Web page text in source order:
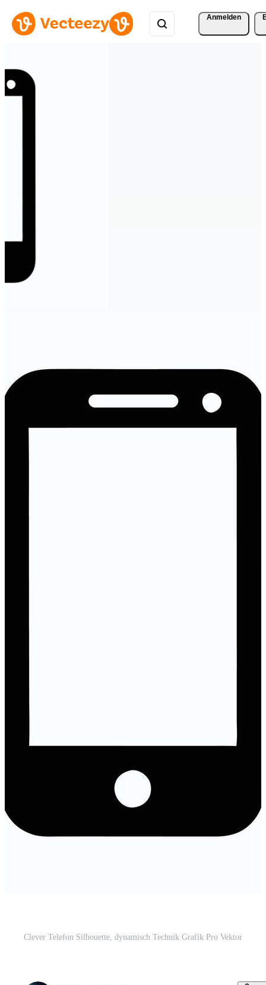
Anmelden
Clever Telefon Silhouette, dynamisch Technik Grafik Pro Vektor